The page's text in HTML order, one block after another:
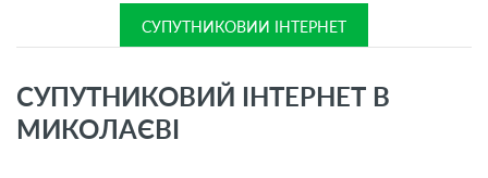
СУПУТНИКОВИЙ ІНТЕРНЕТ
СУПУТНИКОВИЙ ІНТЕРНЕТ В
МИКОЛАЄВІ